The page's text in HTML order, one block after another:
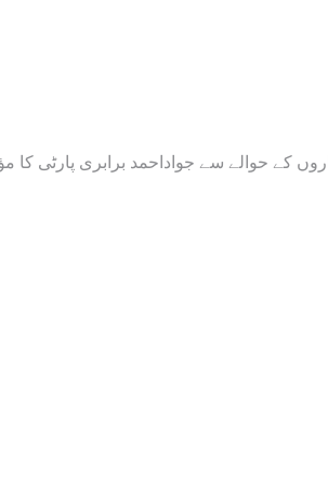
کے حوالے سے جواداحمد برابری پارٹی کا